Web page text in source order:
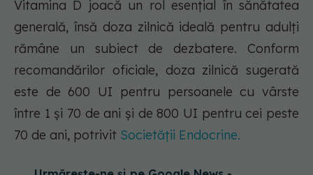
Vitamina D joacă un rol esențial în sănătatea
generală, însă doza zilnică ideală pentru adulți
rămâne un subiect de dezbatere. Conform
recomandărilor oficiale, doza zilnică sugerată
este de 600 UI pentru persoanele cu vârste
între 1 și 70 de ani și de 800 UI pentru cei peste
70 de ani, potrivit Societății Endocrine.